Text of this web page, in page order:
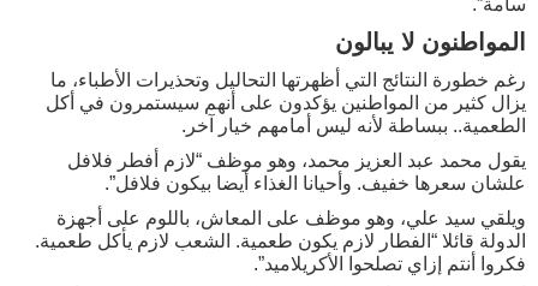
المواطنون لا يبالون
رغم خطورة النتائج التي أظهرتها التحاليل وتحذيرات الأطباء، ما
يزال كثير من المواطنين يؤكدون على أنهم سيستمرون في أكل
الطعمية.. ببساطة لأنه ليس أمامهم خيار آخر.
يقول محمد عبد العزيز محمد، وهو موظف “لازم أفطر فلافل
علشان سعرها خفيف. وأحيانا الغذاء أيضا بيكون فلافل”.
ويلقي سيد علي، وهو موظف على المعاش، باللوم على أجهزة
الدولة قائلا “الفطار لازم يكون طعمية. الشعب لازم يأكل طعمية.
فكروا أنتم إزاي تصلحوا الأكريلاميد”.